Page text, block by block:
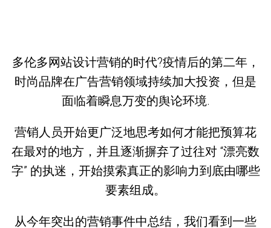
多伦多网站设计营销的时代?疫情后的第二年，
时尚品牌在广告营销领域持续加大投资，但是
面临着瞬息万变的舆论环境.
营销人员开始更广泛地思考如何才能把预算花
在最对的地方，并且逐渐摒弃了过往对 “漂亮数
字” 的执迷，开始摸索真正的影响力到底由哪些
要素组成。
从今年突出的营销事件中总结，我们看到一些